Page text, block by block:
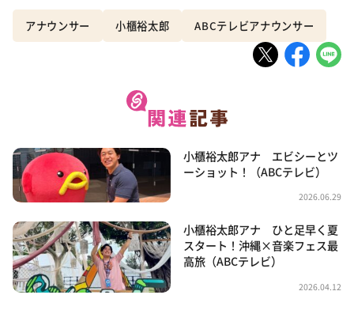
アナウンサー 小櫃裕太郎 ABCテレビアナウンサー
小櫃裕太郎アナ エビシーとツ
ーショット！（ABCテレビ）
2026.06.29
小櫃裕太郎アナ ひと足早く夏
スタート！沖縄×音楽フェス最
高旅（ABCテレビ）
2026.04.12